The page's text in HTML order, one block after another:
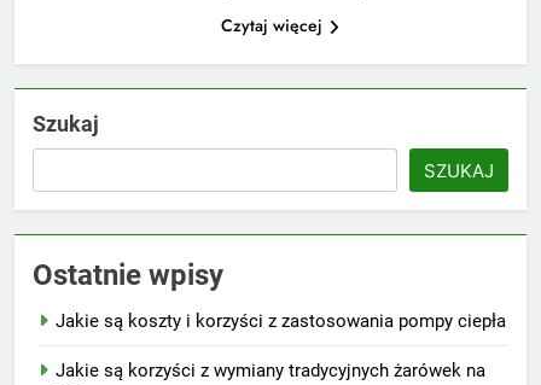
Czytaj więcej
Szukaj
SZUKAJ
Ostatnie wpisy
Jakie są koszty i korzyści z zastosowania pompy ciepła
Jakie są korzyści z wymiany tradycyjnych żarówek na